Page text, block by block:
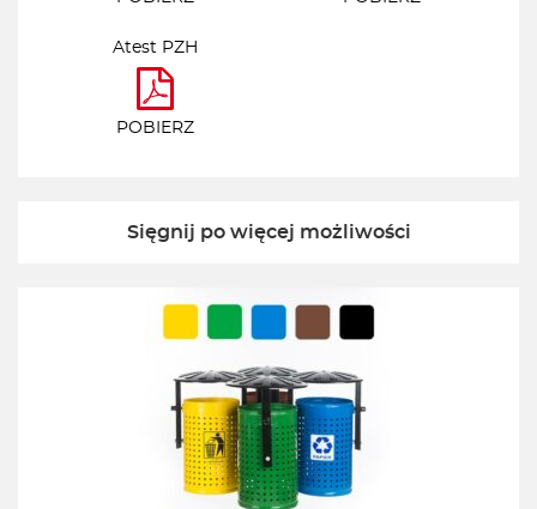
Atest PZH
POBIERZ
Sięgnij po więcej możliwości